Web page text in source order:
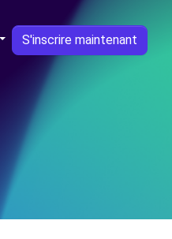
S'inscrire maintenant